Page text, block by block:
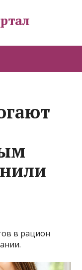
в рацион